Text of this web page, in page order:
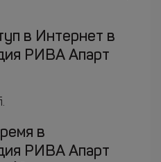
в Интернет в
РИВА Апарт
в
РИВА Апарт